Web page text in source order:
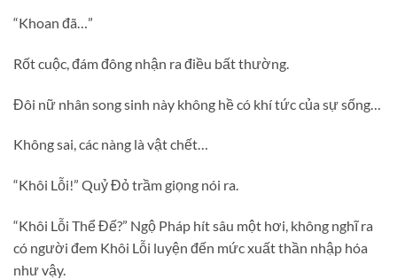
“Khoan đã…”
Rốt cuộc, đám đông nhận ra điều bất thường.
Đôi nữ nhân song sinh này không hề có khí tức của sự sống…
Không sai, các nàng là vật chết…
“Khôi Lỗi!” Quỷ Đỏ trầm giọng nói ra.
“Khôi Lỗi Thể Đế?” Ngộ Pháp hít sâu một hơi, không nghĩ ra
có người đem Khôi Lỗi luyện đến mức xuất thần nhập hóa
như vậy.